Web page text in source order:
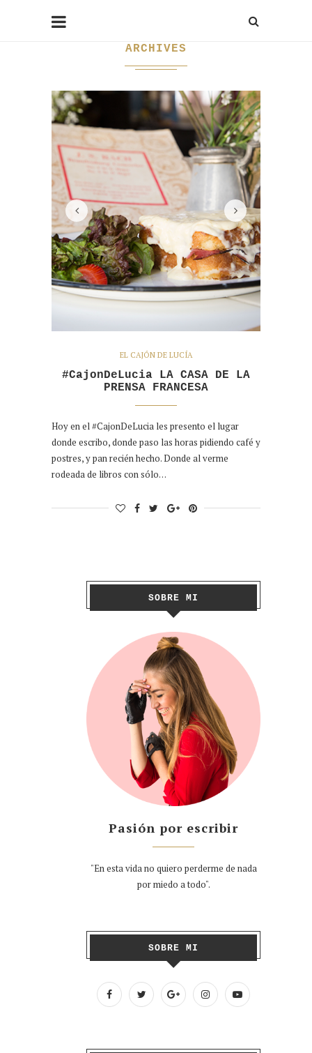
ARCHIVES
EL CAJÓN DE LUCÍA
#CajonDeLucia LA CASA DE LA
PRENSA FRANCESA
Hoy en el #CajonDeLucia les presento el lugar
donde escribo, donde paso las horas pidiendo café y
postres, y pan recién hecho. Donde al verme
rodeada de libros con sólo…
SOBRE MI
Pasión por escribir
"En esta vida no quiero perderme de nada
por miedo a todo".
SOBRE MI